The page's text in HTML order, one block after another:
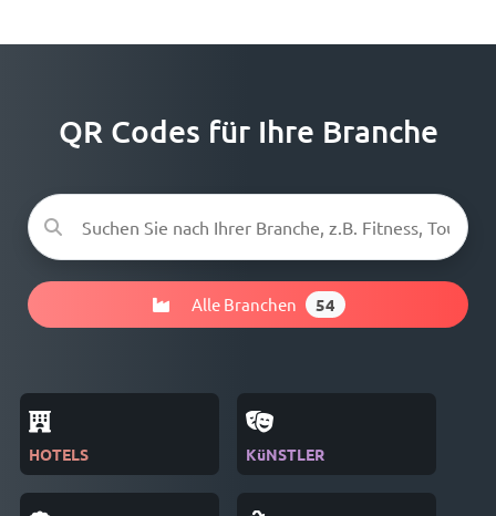
QR Codes für Ihre Branche
Alle Branchen 54
HOTELS KüNSTLER